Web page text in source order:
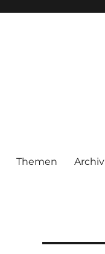
Themen Archiv